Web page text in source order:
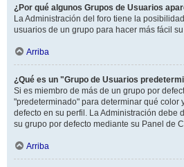
¿Por qué algunos Grupos de Usuarios
La Administración del foro tiene la
usuarios de un grupo para hacer más fácil
Arriba
¿Qué es un "Grupo de Usuarios
Si es miembro de más de un grupo por
"predeterminado" para determinar qué color
defecto en su perfil. La Administración debe
su grupo por defecto mediante su Panel de
Arriba